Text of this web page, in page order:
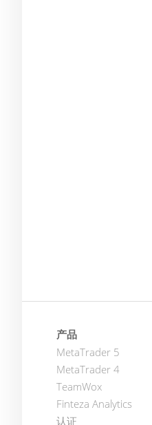
产品
MetaTrader 5
MetaTrader 4
TeamWox
Finteza Analytics
认证